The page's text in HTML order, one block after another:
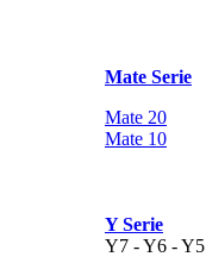
Mate Serie
Mate 20
Mate 10
Y Serie
Y7 - Y6 - Y5